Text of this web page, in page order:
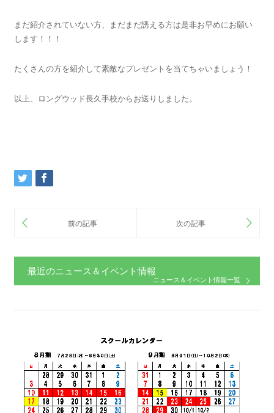
まだ紹介されていない方、まだまだ誘える方は是非お早めにお願い
します！！！
たくさんの方を紹介して素敵なプレゼントを当てちゃいましょう！
以上、ロングウッド長久手校からお送りしました。
最近のニュース＆イベント情報
ニュース＆イベント情報一覧